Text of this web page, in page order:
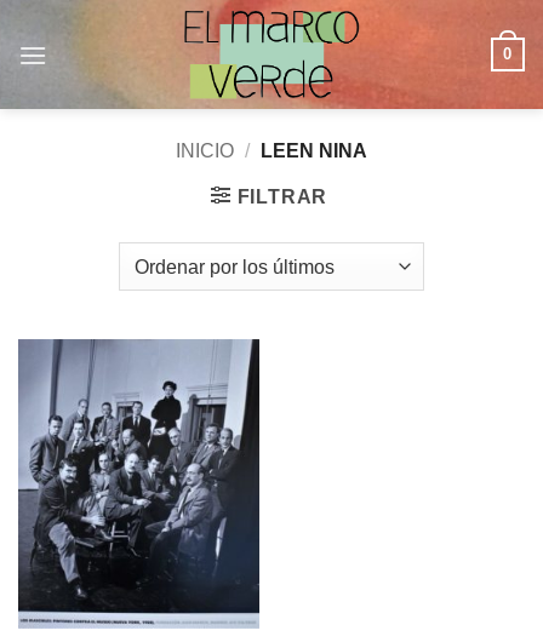
0
INICIO / LEEN NINA
FILTRAR